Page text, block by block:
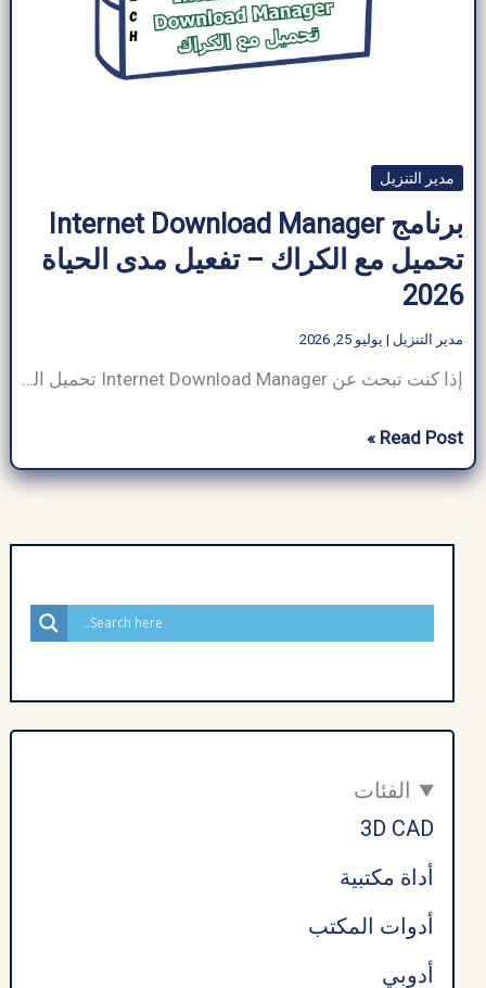
مدير التنزيل
برنامج Internet Download Manager
تحميل مع الكراك – تفعيل مدى الحياة
2026
مدير التنزيل | يوليو 25, 2026
إذا كنت تبحث عن Internet Download Manager تحميل الذي يتمتع بالقدرة على تنزيل الملفات بسرعة البرق، فأنت في المكان المناسب. في عالم رقمي مع زيادة الطلب على التنزيلات الفعالة والمتكررة والآمنة سواء للعمل أو للاستخدام الشخصي، فإن وجود مدير تنزيل سريع وموثوق به أمر ضروري. يتميز Internet Download Manager تحميل (IDM) مع الكراك بميزاته المتقدمة […]
برنامج
Internet
Download
مدى
الحياة
Read Post »
الفئات
3D CAD
أداة مكتبية
أدوات المكتب
أدوبي